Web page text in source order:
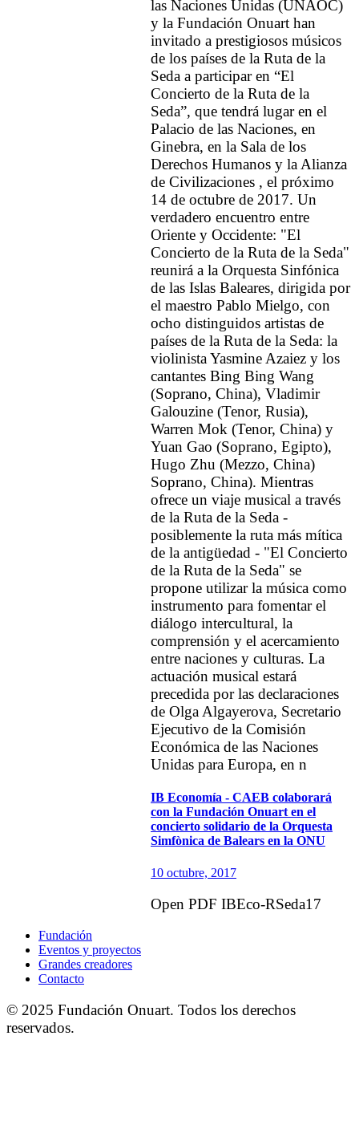
las Naciones Unidas (UNAOC)
y la Fundación Onuart han
invitado a prestigiosos músicos
de los países de la Ruta de la
Seda a participar en “El
Concierto de la Ruta de la
Seda”, que tendrá lugar en el
Palacio de las Naciones, en
Ginebra, en la Sala de los
Derechos Humanos y la Alianza
de Civilizaciones , el próximo
14 de octubre de 2017. Un
verdadero encuentro entre
Oriente y Occidente: "El
Concierto de la Ruta de la Seda"
reunirá a la Orquesta Sinfónica
de las Islas Baleares, dirigida por
el maestro Pablo Mielgo, con
ocho distinguidos artistas de
países de la Ruta de la Seda: la
violinista Yasmine Azaiez y los
cantantes Bing Bing Wang
(Soprano, China), Vladimir
Galouzine (Tenor, Rusia),
Warren Mok (Tenor, China) y
Yuan Gao (Soprano, Egipto),
Hugo Zhu (Mezzo, China)
Soprano, China). Mientras
ofrece un viaje musical a través
de la Ruta de la Seda -
posiblemente la ruta más mítica
de la antigüedad - "El Concierto
de la Ruta de la Seda" se
propone utilizar la música como
instrumento para fomentar el
diálogo intercultural, la
comprensión y el acercamiento
entre naciones y culturas. La
actuación musical estará
precedida por las declaraciones
de Olga Algayerova, Secretario
Ejecutivo de la Comisión
Económica de las Naciones
Unidas para Europa, en n
IB Economía - CAEB colaborará
con la Fundación Onuart en el
concierto solidario de la Orquesta
Simfònica de Balears en la ONU
10 octubre, 2017
Open PDF IBEco-RSeda17
Fundación
Eventos y proyectos
Grandes creadores
Contacto
© 2025 Fundación Onuart. Todos los derechos
reservados.